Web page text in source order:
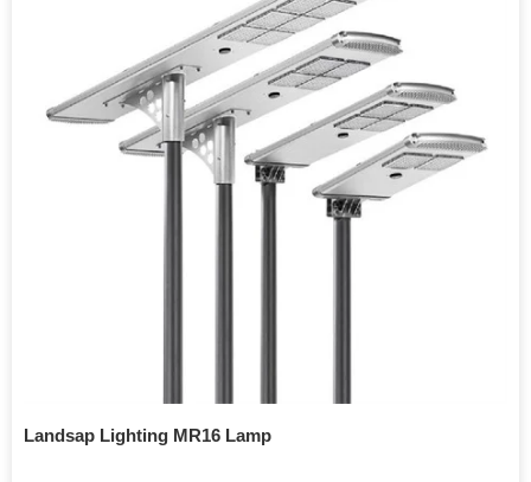
Landsap Lighting MR16 Lamp